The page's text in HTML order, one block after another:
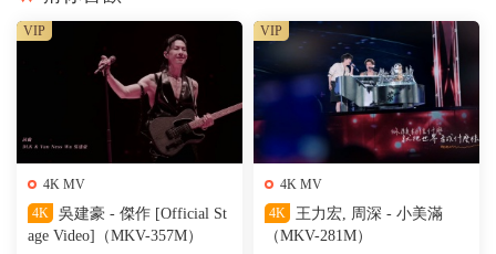
4K MV
4K
吳建豪 - 傑作 [Official St
age Video]（MKV-357M）
VIP
4K MV
4K
王力宏, 周深 - 小美滿
（MKV-281M）
VIP